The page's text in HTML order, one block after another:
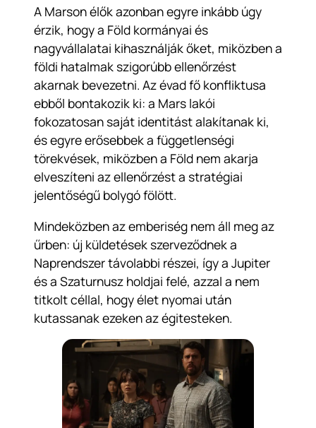
A Marson élők azonban egyre inkább úgy
érzik, hogy a Föld kormányai és
nagyvállalatai kihasználják őket, miközben a
földi hatalmak szigorúbb ellenőrzést
akarnak bevezetni. Az évad fő konfliktusa
ebből bontakozik ki: a Mars lakói
fokozatosan saját identitást alakítanak ki,
és egyre erősebbek a függetlenségi
törekvések, miközben a Föld nem akarja
elveszíteni az ellenőrzést a stratégiai
jelentőségű bolygó fölött.
Mindeközben az emberiség nem áll meg az
űrben: új küldetések szerveződnek a
Naprendszer távolabbi részei, így a Jupiter
és a Szaturnusz holdjai felé, azzal a nem
titkolt céllal, hogy élet nyomai után
kutassanak ezeken az égitesteken.